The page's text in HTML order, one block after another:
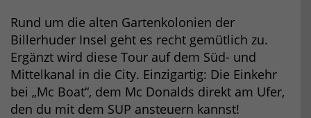
Rund um die alten Gartenkolonien der
Billerhuder Insel geht es recht gemütlich zu.
Ergänzt wird diese Tour auf dem Süd- und
Mittelkanal in die City. Einzigartig: Die Einkehr
bei „Mc Boat“, dem Mc Donalds direkt am Ufer,
den du mit dem SUP ansteuern kannst!